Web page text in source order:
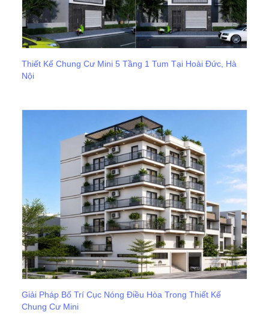
Thiết Kế Chung Cư Mini 5 Tầng 1 Tum Tại Hoài Đức, Hà
Nội
Giải Pháp Bố Trí Cục Nóng Điều Hòa Trong Thiết Kế
Chung Cư Mini